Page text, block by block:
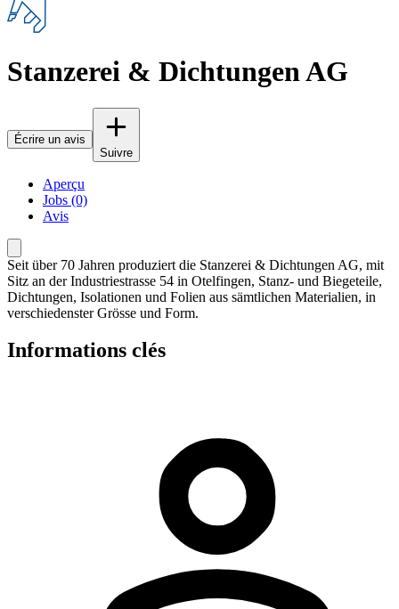
Stanzerei & Dichtungen AG
Écrire un avis
Suivre
Aperçu
Jobs (0)
Avis
Seit über 70 Jahren produziert die Stanzerei & Dichtungen AG, mit
Sitz an der Industriestrasse 54 in Otelfingen, Stanz- und Biegeteile,
Dichtungen, Isolationen und Folien aus sämtlichen Materialien, in
verschiedenster Grösse und Form.
Informations clés